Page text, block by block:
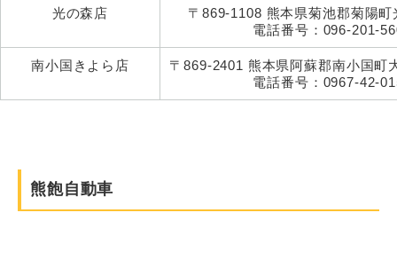
光の森店
〒869-1108 熊本県菊池郡菊陽
電話番号：096-201-
南小国きよら店
〒869-2401 熊本県阿蘇郡南小国町
電話番号：0967-42-
熊飽自動車